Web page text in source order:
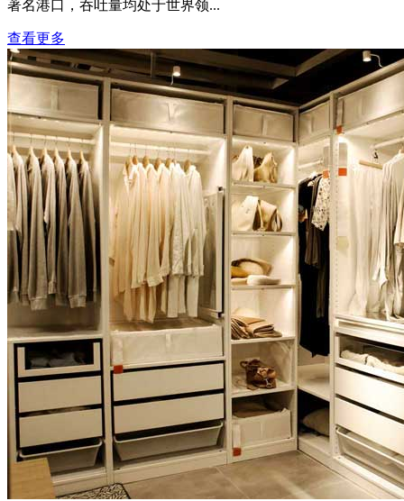
著名港口，吞吐量均处于世界领...
查看更多